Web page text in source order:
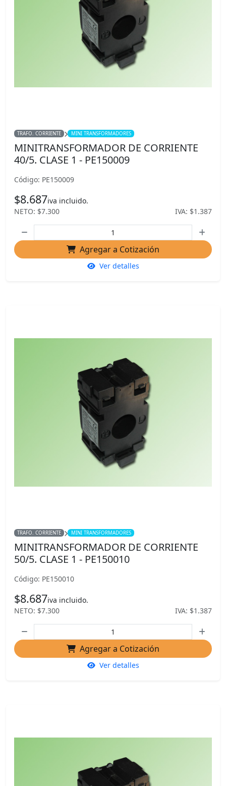
TRAFO. CORRIENTE MINI TRANSFORMADORES
MINITRANSFORMADOR DE CORRIENTE
40/5. CLASE 1 - PE150009
Código: PE150009
$8.687iva incluido.
NETO: $7.300
IVA: $1.387
Agregar a Cotización
Ver detalles
TRAFO. CORRIENTE MINI TRANSFORMADORES
MINITRANSFORMADOR DE CORRIENTE
50/5. CLASE 1 - PE150010
Código: PE150010
$8.687iva incluido.
NETO: $7.300
IVA: $1.387
Agregar a Cotización
Ver detalles